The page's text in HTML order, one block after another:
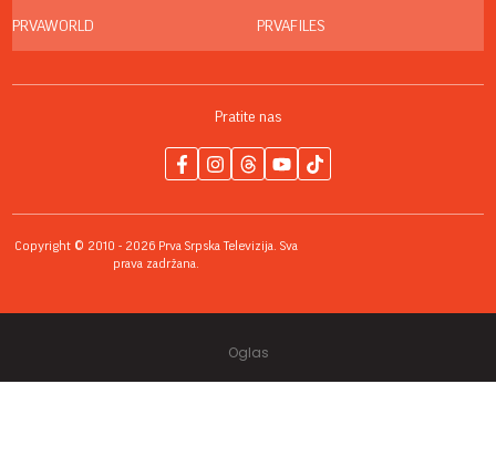
PRVAWORLD PRVAFILES
Pratite nas
Copyright © 2010 - 2026 Prva Srpska Televizija. Sva
prava zadržana.